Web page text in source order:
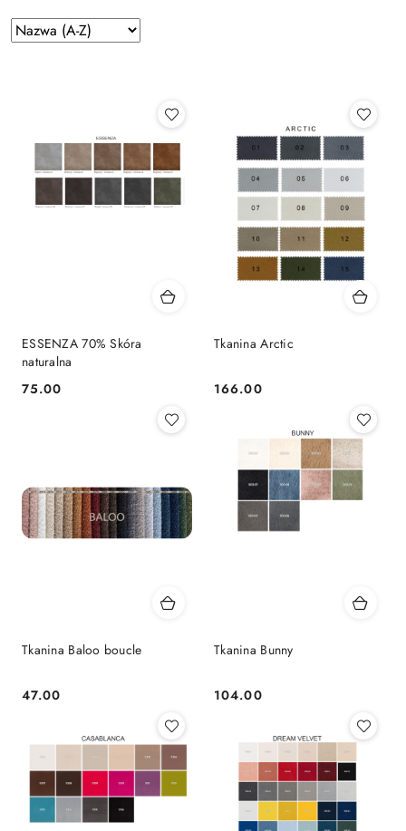
Zastosowano
sortowanie:
Sortuj
według
ESSENZA 70% Skóra
naturalna
Cena:
75.00
Tkanina Arctic
Cena:
166.00
Tkanina Baloo boucle
Cena:
47.00
Tkanina Bunny
Cena:
104.00